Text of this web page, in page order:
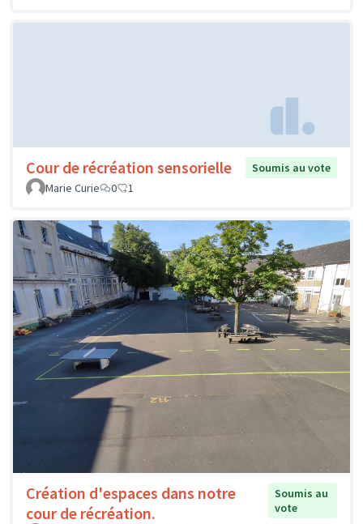
Cour de récréation sensorielle
Soumis au vote
Marie Curie
0 1
Création d'espaces dans notre
cour de récréation.
Soumis au
vote